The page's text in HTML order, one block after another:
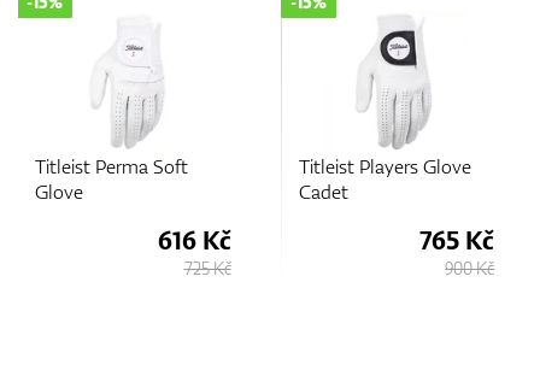
Titleist Players Glove
765 Kč
Titleist Players
765